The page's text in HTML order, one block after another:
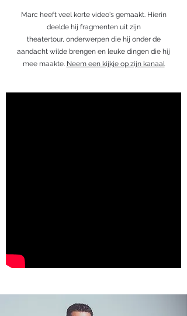
Marc heeft veel korte video's gemaakt. Hierin
deelde hij fragmenten uit zijn
theatertour, onderwerpen die hij onder de
aandacht wilde brengen en leuke dingen die hij
mee maakte. Neem een kijkje op zijn kanaal